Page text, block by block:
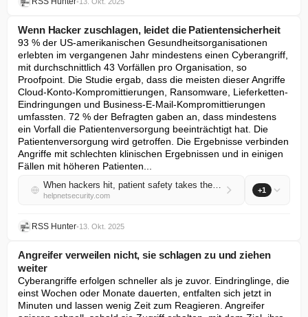
Wenn Hacker zuschlagen, leidet die Patientensicherheit
93 % der US-amerikanischen Gesundheitsorganisationen
erlebten im vergangenen Jahr mindestens einen Cyberangriff,
mit durchschnittlich 43 Vorfällen pro Organisation, so
Proofpoint. Die Studie ergab, dass die meisten dieser Angriffe
Cloud-Konto-Kompromittierungen, Ransomware, Lieferketten-
Eindringungen und Business-E-Mail-Kompromittierungen
umfassten. 72 % der Befragten gaben an, dass mindestens
ein Vorfall die Patientenversorgung beeinträchtigt hat. Die
Patientenversorgung wird getroffen. Die Ergebnisse verbinden
Angriffe mit schlechten klinischen Ergebnissen und in einigen
Fällen mit höheren Patienten...
When hackers hit, patient safety takes the fall
helpnetsecurity.com
+1
RSS Hunter•13. Okt. 2025
Angreifer verweilen nicht, sie schlagen zu und ziehen
weiter
Cyberangriffe erfolgen schneller als je zuvor. Eindringlinge, die
einst Wochen oder Monate dauerten, entfalten sich jetzt in
Minuten und lassen wenig Zeit zum Reagieren. Angreifer